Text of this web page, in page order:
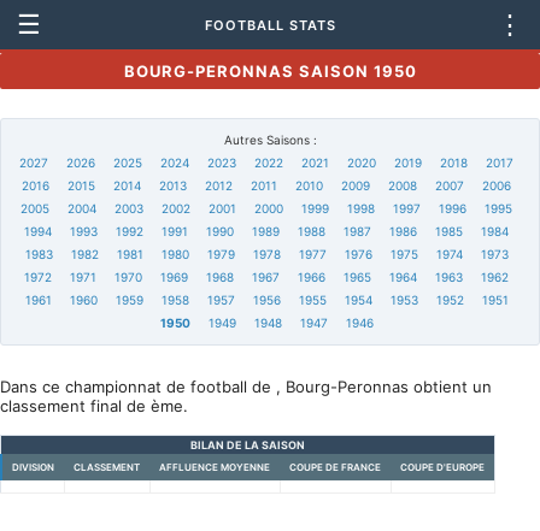
☰ FOOTBALL STATS ⋮
BOURG-PERONNAS SAISON 1950
Autres Saisons :
2027
2026 2025 2024 2023 2022 2021 2020 2019 2018
2017
2016
2015 2014 2013 2012 2011 2010 2009 2008 2007
2006
2005
2004 2003 2002 2001 2000 1999 1998 1997 1996
1995
1994
1993 1992 1991 1990 1989 1988 1987 1986 1985
1984
1983
1982 1981 1980 1979 1978 1977 1976 1975 1974
1973
1972
1971 1970 1969 1968 1967 1966 1965 1964 1963
1962
1961
1960 1959 1958 1957 1956 1955 1954 1953 1952
1951
1950
1949 1948 1947 1946
Dans ce championnat de football de , Bourg-Peronnas obtient un
classement final de ème.
BILAN DE LA SAISON
DIVISION CLASSEMENT AFFLUENCE MOYENNE COUPE DE FRANCE COUPE D'EUROPE